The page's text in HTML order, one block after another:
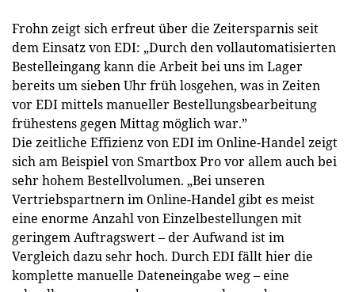
Frohn zeigt sich erfreut über die Zeitersparnis seit
dem Einsatz von EDI: „Durch den vollautomatisierten
Bestelleingang kann die Arbeit bei uns im Lager
bereits um sieben Uhr früh losgehen, was in Zeiten
vor EDI mittels manueller Bestellungsbearbeitung
frühestens gegen Mittag möglich war.”
Die zeitliche Effizienz von EDI im Online-Handel zeigt
sich am Beispiel von Smartbox Pro vor allem auch bei
sehr hohem Bestellvolumen. „Bei unseren
Vertriebspartnern im Online-Handel gibt es meist
eine enorme Anzahl von Einzelbestellungen mit
geringem Auftragswert – der Aufwand ist im
Vergleich dazu sehr hoch. Durch EDI fällt hier die
komplette manuelle Dateneingabe weg – eine